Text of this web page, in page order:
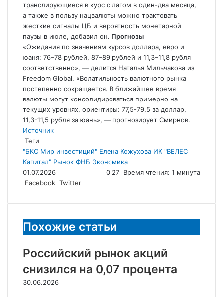
транслирующиеся в курс с лагом в один-два месяца,
а также в пользу нацвалюты можно трактовать
жесткие сигналы ЦБ и вероятность монетарной
паузы в июле, добавил он. Прогнозы
«Ожидания по значениям курсов доллара, евро и
юаня: 76–78 рублей, 87–89 рублей и 11,3–11,8 рубля
соответственно», — делится Наталья Мильчакова из
Freedom Global. «Волатильность валютного рынка
постепенно сокращается. В ближайшее время
валюты могут консолидироваться примерно на
текущих уровнях, ориентиры: 77,5-79,5 за доллар,
11,3-11,5 рубля за юань», — прогнозирует Смирнов.
Источник
Теги
"БКС Мир инвестиций" Елена Кожухова ИК "ВЕЛЕС
Капитал" Рынок ФНБ Экономика
01.07.2026
0 27 Время чтения: 1 минута
Facebook Twitter
электронную
Похожие статьи
Российский рынок акций
снизился на 0,07 процента
30.06.2026